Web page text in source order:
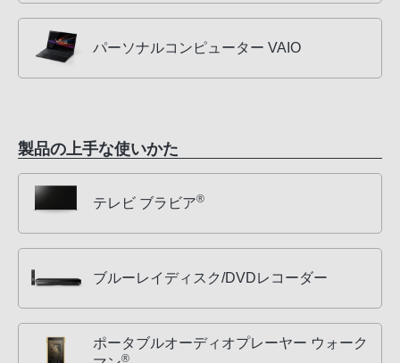
パーソナルコンピューター VAIO
製品の上手な使いかた
テレビ ブラビア®
ブルーレイディスク/DVDレコーダー
ポータブルオーディオプレーヤー ウォーク
®